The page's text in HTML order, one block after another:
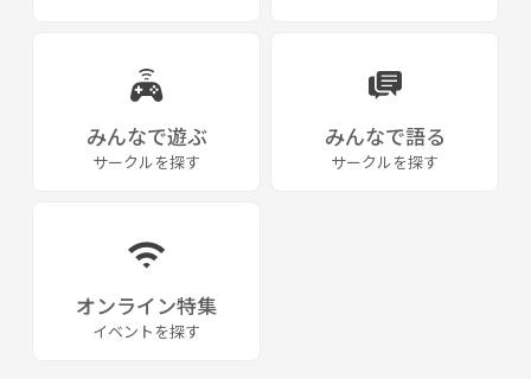
みんなで遊ぶ
サークルを探す
みんなで語る
サークルを探す
オンライン特集
イベントを探す